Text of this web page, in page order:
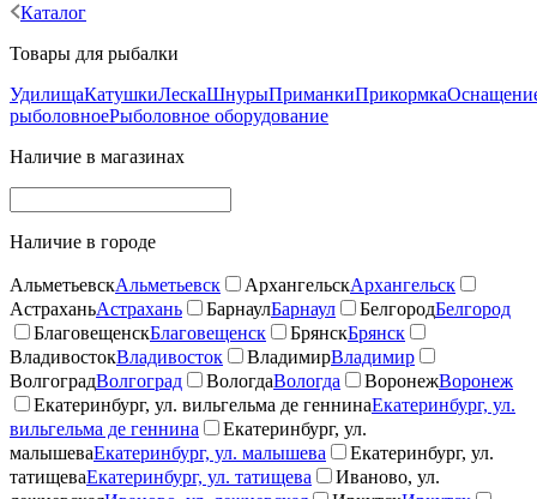
Каталог
Товары для рыбалки
УдилищаКатушкиЛескаШнурыПриманкиПрикормка
рыболовноеРыболовное оборудование
Наличие в магазинах
Наличие в городе
АльметьевскАльметьевск АрхангельскАрхангельск
АстраханьАстрахань БарнаулБарнаул БелгородБелгород
БлаговещенскБлаговещенск БрянскБрянск
ВладивостокВладивосток ВладимирВладимир
ВолгоградВолгоград ВологдаВологда ВоронежВоронеж
Екатеринбург, ул. вильгельма де геннинаЕкатеринбург, ул.
вильгельма де геннина
Екатеринбург, ул.
малышеваЕкатеринбург, ул. малышева
Екатеринбург, ул.
татищеваЕкатеринбург, ул. татищева
Иваново, ул.